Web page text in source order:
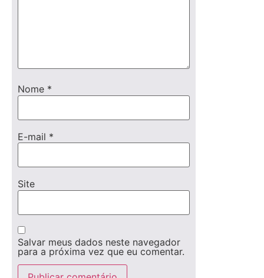
Nome *
E-mail *
Site
Salvar meus dados neste navegador
para a próxima vez que eu comentar.